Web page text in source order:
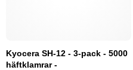
Kyocera SH-12 - 3-pack - 5000
häftklamrar -